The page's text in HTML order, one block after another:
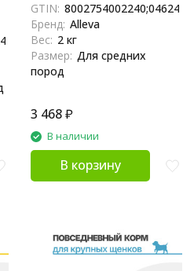
курицей и уткой, алое вера и
женьшенем - 2 кг
GTIN:
Бренд: Alleva
Вес: 2 кг
Размер: Для средних
пород
3 468₽
В наличии
В корзину